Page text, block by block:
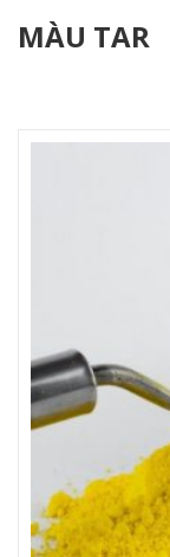
MÀU TAR